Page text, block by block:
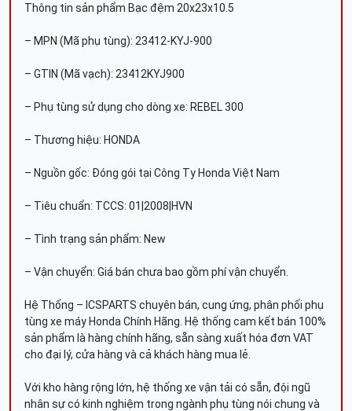
Thông tin sản phẩm Bạc đệm 20x23x10.5
– MPN (Mã phụ tùng): 23412-KYJ-900
– GTIN (Mã vạch): 23412KYJ900
– Phụ tùng sử dụng cho dòng xe: REBEL 300
– Thương hiệu: HONDA
– Nguồn gốc: Đóng gói tại Công Ty Honda Việt Nam
– Tiêu chuẩn: TCCS: 01|2008|HVN
– Tình trạng sản phẩm: New
– Vận chuyển: Giá bán chưa bao gồm phí vận chuyển.
Hệ Thống – ICSPARTS chuyên bán, cung ứng, phân phối phụ
tùng xe máy Honda Chính Hãng. Hệ thống cam kết bán 100%
sản phẩm là hàng chính hãng, sẵn sàng xuất hóa đơn VAT
cho đại lý, cửa hàng và cả khách hàng mua lẻ.
Với kho hàng rộng lớn, hệ thống xe vận tải có sẵn, đội ngũ
nhân sự có kinh nghiệm trong ngành phụ tùng nói chung và